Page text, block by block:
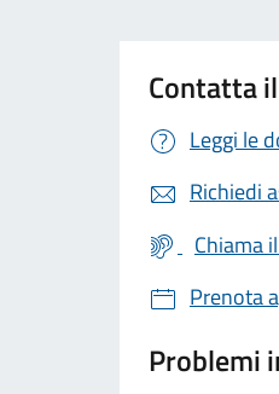
Contatta
Leggi le
Richiedi
Chiama
Prenota
Problemi